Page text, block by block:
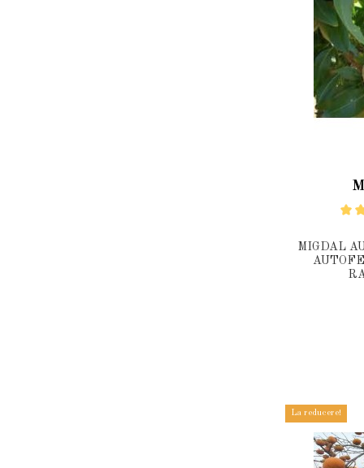
MIGDAL
La reducere!